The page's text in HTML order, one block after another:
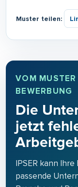
Muster teilen:
VOM
BEWERBUNG
Die
jetzt
IPSER kann
passende